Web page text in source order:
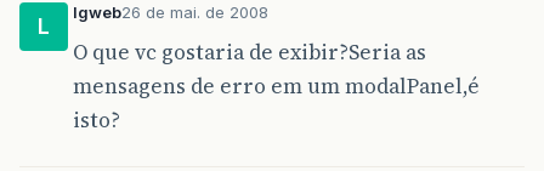
</ui:composition>
L
lgweb26 de mai. de 2008
O que vc gostaria de exibir?Seria as
mensagens de erro em um modalPanel,é
isto?